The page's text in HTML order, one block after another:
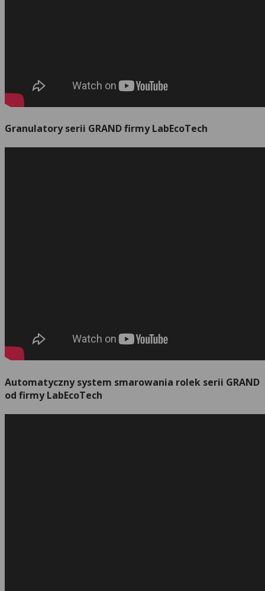
Granulatory serii GRAND firmy LabEcoTech
Automatyczny system smarowania rolek serii GRAND
od firmy LabEcoTech